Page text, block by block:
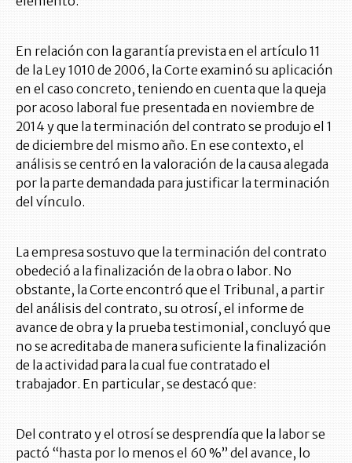
En relación con la garantía prevista en el artículo 11
de la Ley 1010 de 2006, la Corte examinó su aplicación
en el caso concreto, teniendo en cuenta que la queja
por acoso laboral fue presentada en noviembre de
2014 y que la terminación del contrato se produjo el 1
de diciembre del mismo año. En ese contexto, el
análisis se centró en la valoración de la causa alegada
por la parte demandada para justificar la terminación
del vínculo.
La empresa sostuvo que la terminación del contrato
obedeció a la finalización de la obra o labor. No
obstante, la Corte encontró que el Tribunal, a partir
del análisis del contrato, su otrosí, el informe de
avance de obra y la prueba testimonial, concluyó que
no se acreditaba de manera suficiente la finalización
de la actividad para la cual fue contratado el
trabajador. En particular, se destacó que:
Del contrato y el otrosí se desprendía que la labor se
pactó “hasta por lo menos el 60 %” del avance, lo